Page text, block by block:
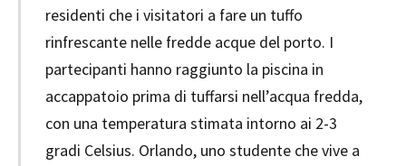
residenti che i visitatori a fare un tuffo
rinfrescante nelle fredde acque del porto. I
partecipanti hanno raggiunto la piscina in
accappatoio prima di tuffarsi nell’acqua fredda,
con una temperatura stimata intorno ai 2-3
gradi Celsius. Orlando, uno studente che vive a